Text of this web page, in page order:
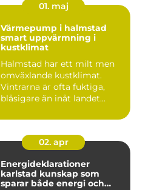
01. maj
Värmepump i halmstad
smart uppvärmning i
kustklimat
Halmstad har ett milt men
omväxlande kustklimat.
Vintrarna är ofta fuktiga,
blåsigare än inåt landet...
02. apr
Energideklarationer
karlstad kunskap som
sparar både energi och